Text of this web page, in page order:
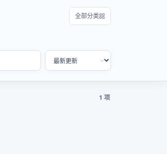
全部分类
1 项